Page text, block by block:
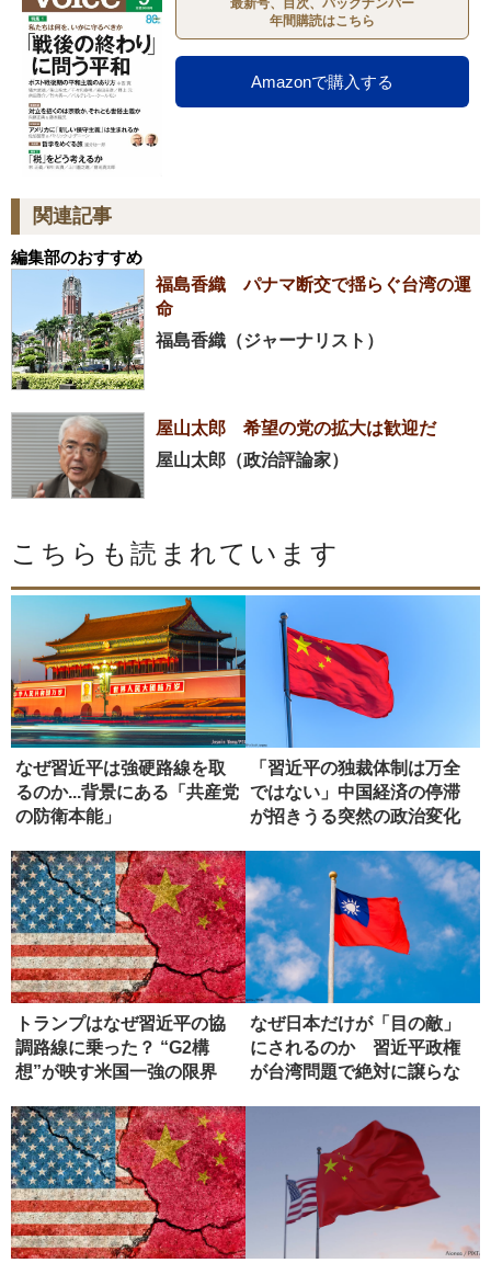
最新号、目次、バックナンバー
年間購読はこちら
Amazonで購入する
関連記事
編集部のおすすめ
福島香織 パナマ断交で揺らぐ台湾の運
命
福島香織（ジャーナリスト）
屋山太郎 希望の党の拡大は歓迎だ
屋山太郎（政治評論家）
こちらも読まれています
なぜ習近平は強硬路線を取
るのか...背景にある「共産党
の防衛本能」
「習近平の独裁体制は万全
ではない」中国経済の停滞
が招きうる突然の政治変化
トランプはなぜ習近平の協
調路線に乗った？ “G2構
想”が映す米国一強の限界
なぜ日本だけが「目の敵」
にされるのか 習近平政権
が台湾問題で絶対に譲らな